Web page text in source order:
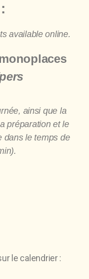
available online.
ainsi que la
préparation et le
dans le temps de
le calendrier :